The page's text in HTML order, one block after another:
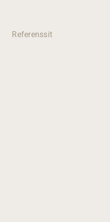
Referenssit